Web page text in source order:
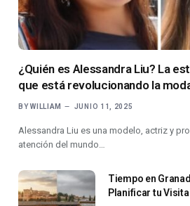
¿Quién es Alessandra Liu? La
que está revolucionando la
BY WILLIAM JUNIO 11, 2025
Alessandra Liu es una modelo, actriz y
atención del mundo…
Tiempo en
Planificar tu Visita